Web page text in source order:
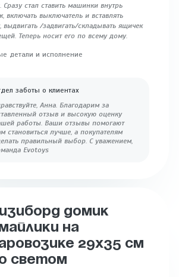
стал ставить машинки внутрь
включать выключатель и вставлять
выдвигать /задвигать/складывать ящичек
Теперь носит его по всему дому.
детали и исполнение
заботы о клиентах
Анна. Благодарим за
отзыв и высокую оценку
работы. Ваши отзывы помогают
становиться лучше, а покупателям
правильный выбор. С уважением,
Evotoys
ДОМИК
НА
29Х35 СМ
СВЕТОМ